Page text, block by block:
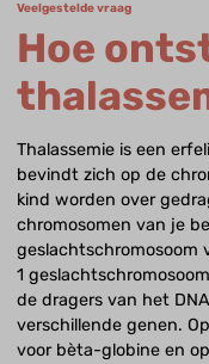
Veelgestelde vraag
Hoe
Thalassemie is een
bevindt zich op de
kind worden over
chromosomen van je
geslachtschromosoom
1
de dragers van het
verschillende genen.
voor bèta-globine en